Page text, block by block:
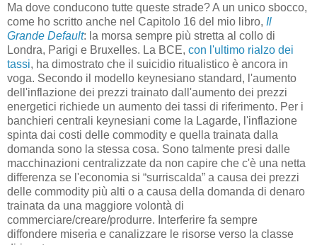
Ma dove conducono tutte queste strade? A un unico sbocco,
come ho scritto anche nel Capitolo 16 del mio libro, Il
Grande Default: la morsa sempre più stretta al collo di
Londra, Parigi e Bruxelles. La BCE, con l'ultimo rialzo dei
tassi, ha dimostrato che il suicidio ritualistico è ancora in
voga. Secondo il modello keynesiano standard, l'aumento
dell'inflazione dei prezzi trainato dall'aumento dei prezzi
energetici richiede un aumento dei tassi di riferimento. Per i
banchieri centrali keynesiani come la Lagarde, l'inflazione
spinta dai costi delle commodity e quella trainata dalla
domanda sono la stessa cosa. Sono talmente presi dalle
macchinazioni centralizzate da non capire che c'è una netta
differenza se l'economia si “surriscalda” a causa dei prezzi
delle commodity più alti o a causa della domanda di denaro
trainata da una maggiore volontà di
commerciare/creare/produrre. Interferire fa sempre
diffondere miseria e canalizzare le risorse verso la classe